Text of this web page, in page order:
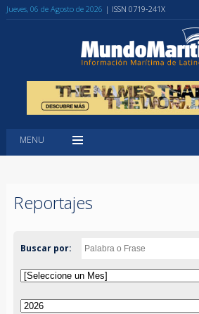
Jueves, 06 de Agosto de 2026 | ISSN 0719-241X
MENU
Reportajes
Buscar por: